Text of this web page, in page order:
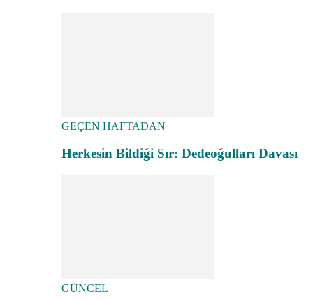
GEÇEN HAFTADAN
Herkesin Bildiği Sır: Dedeoğulları Davası
GÜNCEL